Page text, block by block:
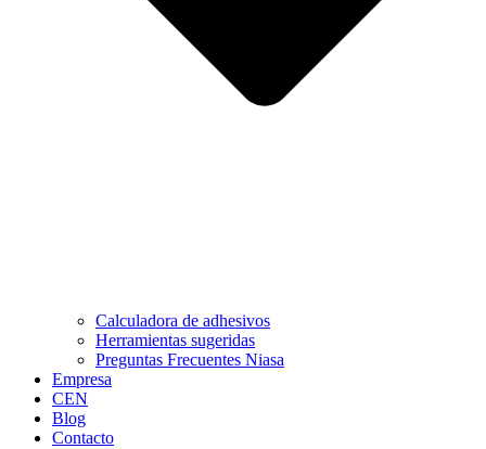
Calculadora de adhesivos
Herramientas sugeridas
Preguntas Frecuentes Niasa
Empresa
CEN
Blog
Contacto